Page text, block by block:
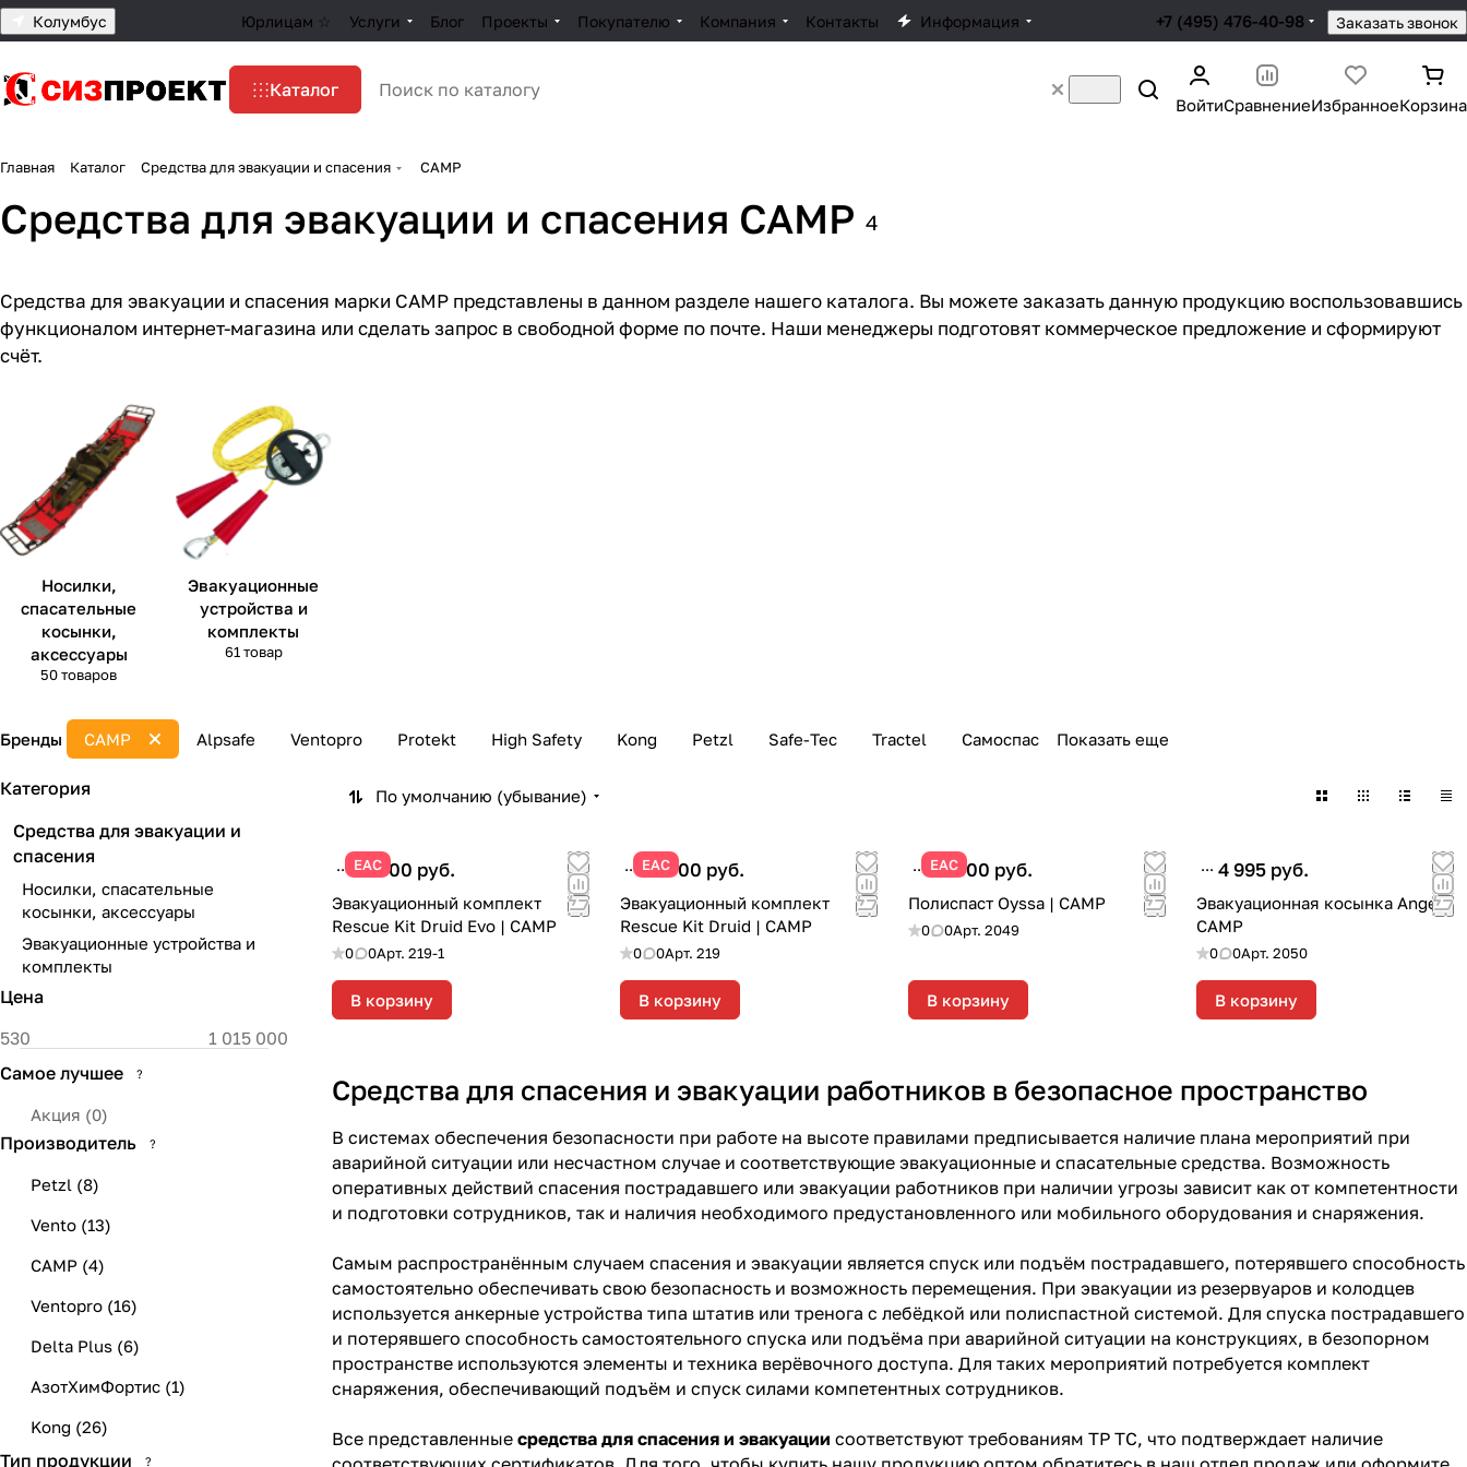
Колумбус Юрлицам ☆ Услуги Блог Проекты Покупателю Компания Контакты Информация +7 (495) 476-40-98 Заказать звонок
Каталог
ВойтиСравнениеИзбранноеКорзина
Главная Каталог Средства для эвакуации и спасения CAMP
Средства для эвакуации и спасения CAMP 4
Средства для эвакуации и спасения марки CAMP представлены в данном разделе нашего каталога. Вы можете заказать данную продукцию воспользовавшись
функционалом интернет-магазина или сделать запрос в свободной форме по почте. Наши менеджеры подготовят коммерческое предложение и сформируют
счёт.
Носилки,
спасательные
косынки,
аксессуары
50 товаров
Эвакуационные
устройства и
комплекты
61 товар
Бренды Alpsafe Ventopro Protekt High Safety
CAMP Kong Petzl Safe-Tec Tractel Самоспас Показать еще
По умолчанию (убывание)
ЕАС
75 700 руб.
Эвакуационный комплект
Rescue Kit Druid Evo | CAMP
0 0Арт. 219-1
В корзину
ЕАС
52 700 руб.
Эвакуационный комплект
Rescue Kit Druid | CAMP
0 0Арт. 219
В корзину
ЕАС
27 900 руб.
Полиспаст Oyssa | CAMP
0 0Арт. 2049
В корзину
4 995 руб.
Эвакуационная косынка Angel |
CAMP
0 0Арт. 2050
В корзину
Средства для спасения и эвакуации работников в безопасное пространство
В системах обеспечения безопасности при работе на высоте правилами предписывается наличие плана мероприятий при
аварийной ситуации или несчастном случае и соответствующие эвакуационные и спасательные средства. Возможность
оперативных действий спасения пострадавшего или эвакуации работников при наличии угрозы зависит как от компетентности
и подготовки сотрудников, так и наличия необходимого предустановленного или мобильного оборудования и снаряжения.
Самым распространённым случаем спасения и эвакуации является спуск или подъём пострадавшего, потерявшего способность
самостоятельно обеспечивать свою безопасность и возможность перемещения. При эвакуации из резервуаров и колодцев
используется анкерные устройства типа штатив или тренога с лебёдкой или полиспастной системой. Для спуска пострадавшего
и потерявшего способность самостоятельного спуска или подъёма при аварийной ситуации на конструкциях, в безопорном
пространстве используются элементы и техника верёвочного доступа. Для таких мероприятий потребуется комплект
снаряжения, обеспечивающий подъём и спуск силами компетентных сотрудников.
Все представленные средства для спасения и эвакуации соответствуют требованиям ТР ТС, что подтверждает наличие
Категория
Средства для эвакуации и
спасения
Носилки, спасательные
косынки, аксессуары
Эвакуационные устройства и
комплекты
Цена
Самое лучшее ?
Акция (0)
Производитель ?
Petzl (8)
Vento (13)
CAMP (4)
Ventopro (16)
Delta Plus (6)
АзотХимФортис (1)
Kong (26)
Тип продукции ?